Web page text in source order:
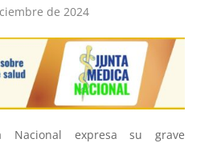
de 2024
Nacional expresa su grave